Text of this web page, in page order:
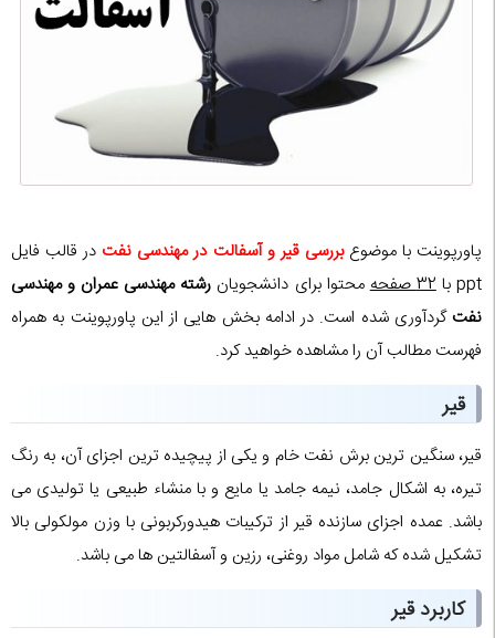
پاورپوینت با موضوع بررسی قیر و آسفالت در مهندسی نفتدر قالب فایل
ppt با
32 صفحه محتوا برای دانشجویان رشته مهندسی عمران و مهندسی
نفت گردآوری شده است. در ادامه بخش هایی از این پاورپوینت به همراه
فهرست مطالب آن را مشاهده خواهید کرد.
قیر
قیر، سنگین ترین برش نفت خام و یکی از پیچیده ترین اجزای آن، به رنگ
تیره، به اشکال جامد، نیمه جامد یا مایع و با منشاء طبیعی یا تولیدی می
باشد. عمده اجزای سازنده قیر از ترکیبات هیدورکربونی با وزن مولکولی بالا
تشکیل شده که شامل مواد روغنی، رزین و آسفالتین ها می باشد.
کاربرد قیر